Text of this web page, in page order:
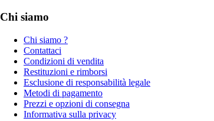
Chi siamo
Chi siamo ?
Contattaci
Condizioni di vendita
Restituzioni e rimborsi
Esclusione di responsabilità legale
Metodi di pagamento
Prezzi e opzioni di consegna
Informativa sulla privacy